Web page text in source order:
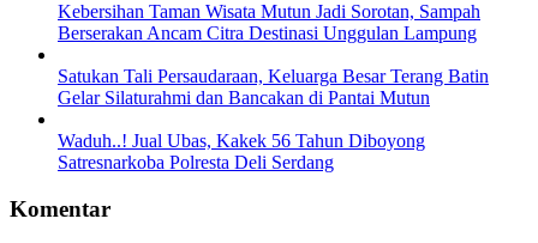
Kebersihan Taman Wisata Mutun Jadi Sorotan, Sampah
Berserakan Ancam Citra Destinasi Unggulan Lampung
Satukan Tali Persaudaraan, Keluarga Besar Terang Batin
Gelar Silaturahmi dan Bancakan di Pantai Mutun
Waduh..! Jual Ubas, Kakek 56 Tahun Diboyong
Satresnarkoba Polresta Deli Serdang
Komentar